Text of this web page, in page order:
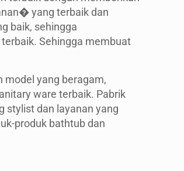
yang terbaik dan
baik, sehingga
Sehingga membuat
model yang beragam,
ware terbaik. Pabrik
stylist dan layanan yang
produk bathtub dan